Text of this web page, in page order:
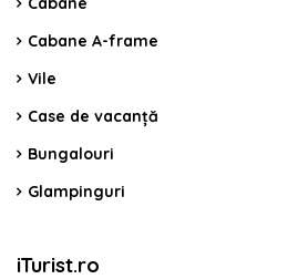
Cabane A-frame
Vile
Case de vacanță
Bungalouri
Glampinguri
iTurist.ro